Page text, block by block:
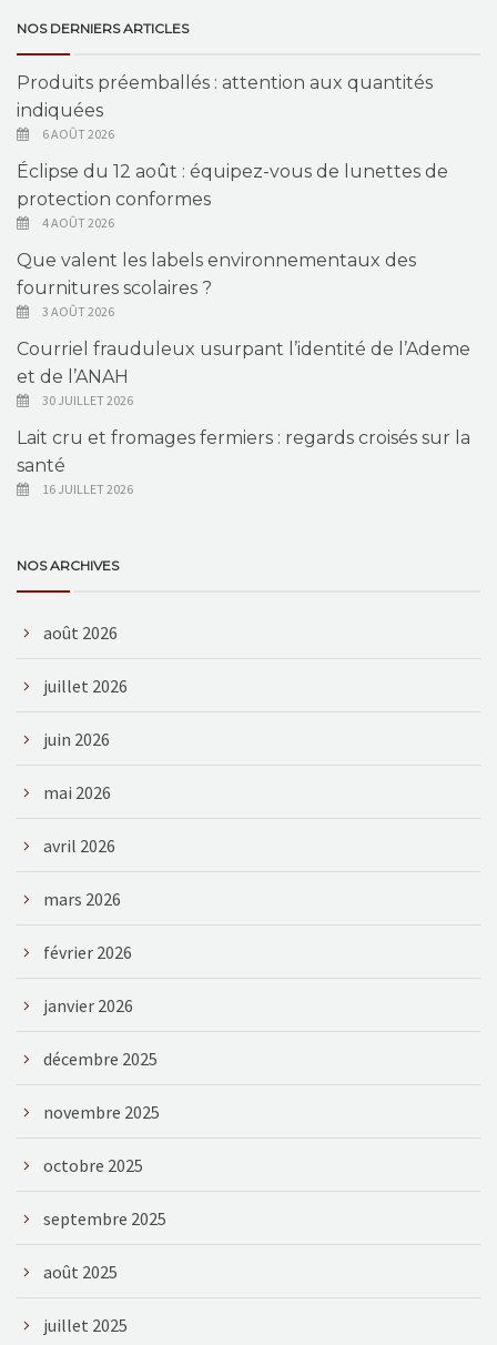
NOS DERNIERS ARTICLES
Produits préemballés : attention aux quantités
indiquées
6 AOÛT 2026
Éclipse du 12 août : équipez-vous de lunettes de
protection conformes
4 AOÛT 2026
Que valent les labels environnementaux des
fournitures scolaires ?
3 AOÛT 2026
Courriel frauduleux usurpant l’identité de l’Ademe
et de l’ANAH
30 JUILLET 2026
Lait cru et fromages fermiers : regards croisés sur la
santé
16 JUILLET 2026
NOS ARCHIVES
août 2026
juillet 2026
juin 2026
mai 2026
avril 2026
mars 2026
février 2026
janvier 2026
décembre 2025
novembre 2025
octobre 2025
septembre 2025
août 2025
juillet 2025